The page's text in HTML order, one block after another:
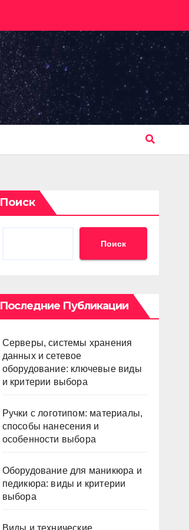
Поиск
Поиск
Последние Публикации
Серверы, системы хранения
данных и сетевое
оборудование: ключевые виды
и критерии выбора
Ручки с логотипом: материалы,
способы нанесения и
особенности выбора
Оборудование для маникюра и
педикюра: виды и критерии
выбора
Виды и технические